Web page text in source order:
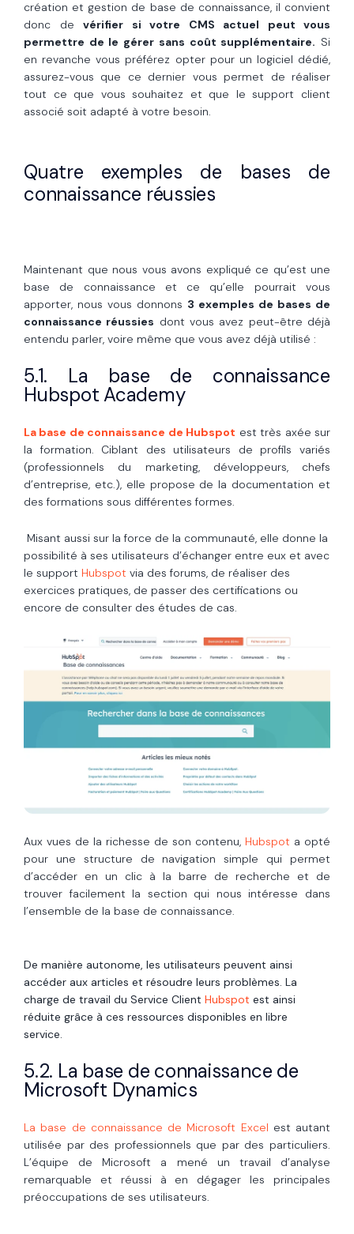
création et gestion de base de connaissance, il convient
donc de vérifier si votre CMS actuel peut vous
permettre de le gérer sans coût supplémentaire. Si
en revanche vous préférez opter pour un logiciel dédié,
assurez-vous que ce dernier vous permet de réaliser
tout ce que vous souhaitez et que le support client
associé soit adapté à votre besoin.
Quatre exemples de bases de
connaissance réussies
Maintenant que nous vous avons expliqué ce qu’est une
base de connaissance et ce qu’elle pourrait vous
apporter, nous vous donnons 3 exemples de bases de
connaissance réussies dont vous avez peut-être déjà
entendu parler, voire même que vous avez déjà utilisé :
5.1. La base de connaissance
Hubspot Academy
La base de connaissance de Hubspot est très axée sur
la formation. Ciblant des utilisateurs de profils variés
(professionnels du marketing, développeurs, chefs
d’entreprise, etc.), elle propose de la documentation et
des formations sous différentes formes.
Misant aussi sur la force de la communauté, elle donne la
possibilité à ses utilisateurs d’échanger entre eux et avec
le support Hubspot via des forums, de réaliser des
exercices pratiques, de passer des certifications ou
encore de consulter des études de cas.
Aux vues de la richesse de son contenu, Hubspot a opté
pour une structure de navigation simple qui permet
d’accéder en un clic à la barre de recherche et de
trouver facilement la section qui nous intéresse dans
l’ensemble de la base de connaissance.
De manière autonome, les utilisateurs peuvent ainsi
accéder aux articles et résoudre leurs problèmes. La
charge de travail du Service Client Hubspot est ainsi
réduite grâce à ces ressources disponibles en libre
service.
5.2. La base de connaissance de
Microsoft Dynamics
La base de connaissance de Microsoft Excel est autant
utilisée par des professionnels que par des particuliers.
L’équipe de Microsoft a mené un travail d’analyse
remarquable et réussi à en dégager les principales
préoccupations de ses utilisateurs.